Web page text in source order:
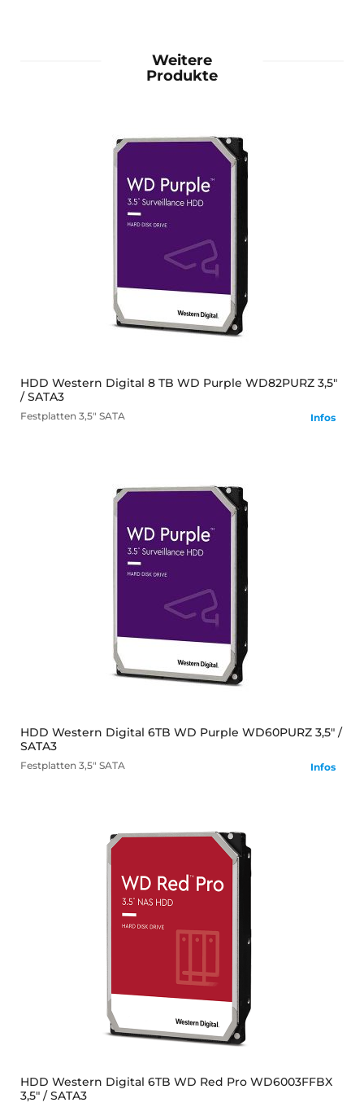
Weitere
Produkte
HDD Western Digital 8 TB WD Purple WD82PURZ 3,5"
/ SATA3
Festplatten 3,5" SATA Infos
HDD Western Digital 6TB WD Purple WD60PURZ 3,5" /
SATA3
Festplatten 3,5" SATA Infos
mehr
HDD Western Digital 6TB WD Red Pro WD6003FFBX
3,5" / SATA3